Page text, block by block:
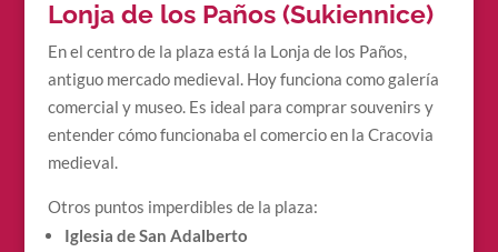
Lonja de los Paños (Sukiennice)
En el centro de la plaza está la Lonja de los Paños,
antiguo mercado medieval. Hoy funciona como galería
comercial y museo. Es ideal para comprar souvenirs y
entender cómo funcionaba el comercio en la Cracovia
medieval.
Otros puntos imperdibles de la plaza:
Iglesia de San Adalberto